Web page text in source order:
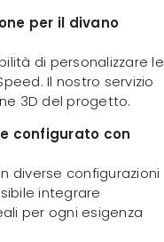
per il divano
di personalizzare le
Il nostro servizio
3D del progetto.
configurato con
diverse configurazioni
integrare
per ogni esigenza